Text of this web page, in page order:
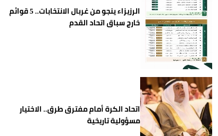
الرزيزاء ينجو من غربال الانتخابات.. 5 قوائم
خارج سباق اتحاد القدم
اتحاد الكرة أمام مفترق طرق.. الاختيار
مسؤولية تاريخية